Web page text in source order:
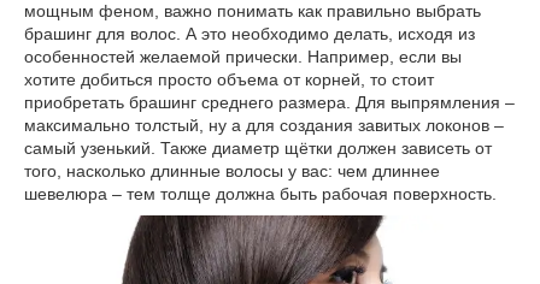
мощным феном, важно понимать как правильно выбрать
брашинг для волос. А это необходимо делать, исходя из
особенностей желаемой прически. Например, если вы
хотите добиться просто объема от корней, то стоит
приобретать брашинг среднего размера. Для выпрямления –
максимально толстый, ну а для создания завитых локонов –
самый узенький. Также диаметр щётки должен зависеть от
того, насколько длинные волосы у вас: чем длиннее
шевелюра – тем толще должна быть рабочая поверхность.